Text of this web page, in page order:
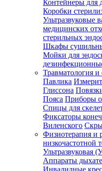
Контейнеры для
Коробки
Ультразвуковые
медицинских
стерильных
Шкафы
Мойки для
Травматология и
Павлика
Глиссона
Пояса Приборы
Спицы для
Фиксаторы
Виленского
Физиотерапия и
низкочастотной
Ультразвуковая
Аппараты
Инвалидные